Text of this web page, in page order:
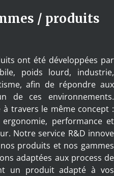
/ produits
ont été développées par
poids lourd, industrie,
afin de répondre aux
de ces environnements.
à travers le même concept :
performance et
Notre service R&D innove
produits et nos gammes
adaptées aux process de
un produit adapté à vos